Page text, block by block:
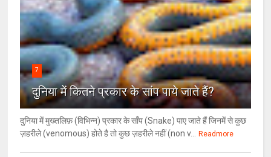
7
दुनिया में कितने प्रकार के सांप पाये जाते हैं?
दुनिया में मुख्तलिफ़ (विभिन्न) प्रकार के साँप (Snake) पाए जाते हैं जिनमें से कुछ
ज़हरीले (venomous) होते है तो कुछ ज़हरीले नहीं (non v...
Readmore